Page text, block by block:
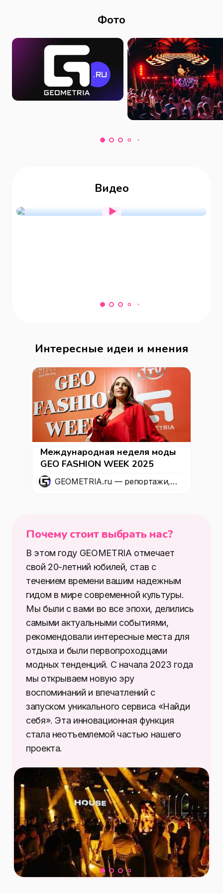
Фото
Видео
Интересные идеи и мнения
Международная неделя моды
GEO FASHION WEEK 2025
GEOMETRIA.ru — репортажи,
Почему стоит выбрать нас?
В этом году GEOMETRIA отмечает
свой 20-летний юбилей, став с
течением времени вашим надежным
гидом в мире современной культуры.
Мы были с вами во все эпохи, делились
самыми актуальными событиями,
рекомендовали интересные места для
отдыха и были первопроходцами
модных тенденций. С начала 2023 года
мы открываем новую эру
воспоминаний и впечатлений с
запуском уникального сервиса «Найди
себя». Эта инновационная функция
стала неотъемлемой частью нашего
проекта.